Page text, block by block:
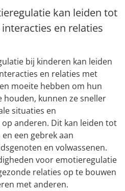
kan leiden tot
en relaties
bij kinderen kan leiden
en relaties met
moeite hebben om hun
kunnen ze sneller
situaties en
anderen. Dit kan leiden tot
een gebrek aan
en volwassenen.
voor emotieregulatie
relaties op te bouwen
met anderen.